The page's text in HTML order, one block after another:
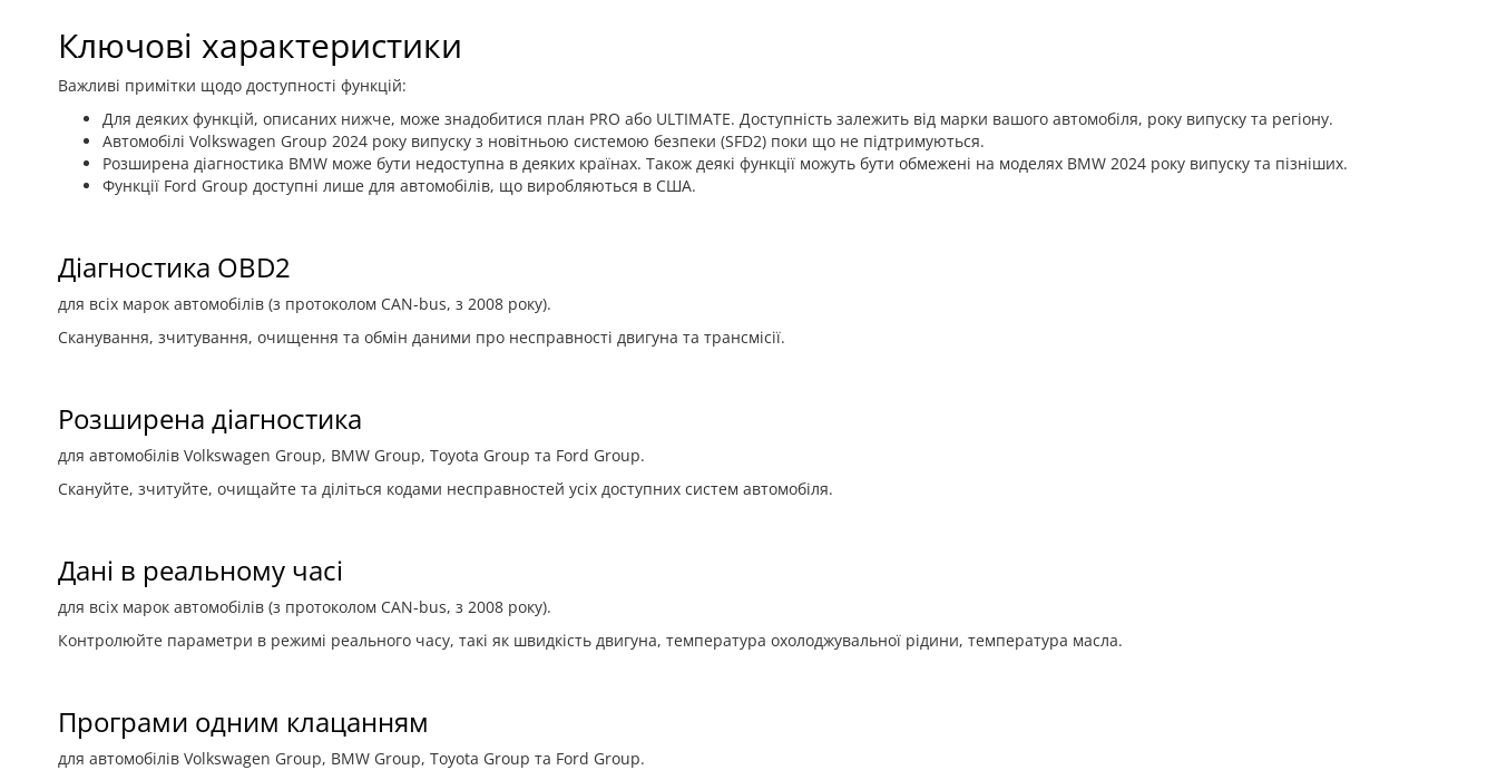
Ключові характеристики
Важливі примітки щодо доступності функцій:
Для деяких функцій, описаних нижче, може знадобитися план PRO або ULTIMATE. Доступність залежить від марки вашого автомобіля, року випуску та регіону.
Автомобілі Volkswagen Group 2024 року випуску з новітньою системою безпеки (SFD2) поки що не підтримуються.
Розширена діагностика BMW може бути недоступна в деяких країнах. Також деякі функції можуть бути обмежені на моделях BMW 2024 року випуску та пізніших.
Функції Ford Group доступні лише для автомобілів, що виробляються в США.
Діагностика OBD2
для всіх марок автомобілів (з протоколом CAN-bus, з 2008 року).
Сканування, зчитування, очищення та обмін даними про несправності двигуна та трансмісії.
Розширена діагностика
для автомобілів Volkswagen Group, BMW Group, Toyota Group та Ford Group.
Скануйте, зчитуйте, очищайте та діліться кодами несправностей усіх доступних систем автомобіля.
Дані в реальному часі
для всіх марок автомобілів (з протоколом CAN-bus, з 2008 року).
Контролюйте параметри в режимі реального часу, такі як швидкість двигуна, температура охолоджувальної рідини, температура масла.
Програми одним клацанням
для автомобілів Volkswagen Group, BMW Group, Toyota Group та Ford Group.